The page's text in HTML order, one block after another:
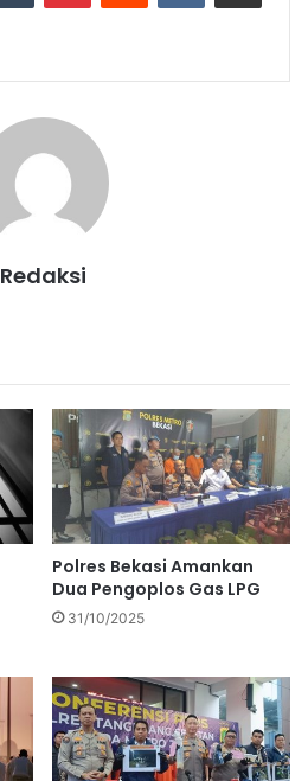
Redaksi
Polres Bekasi Amankan
Dua Pengoplos Gas LPG
31/10/2025